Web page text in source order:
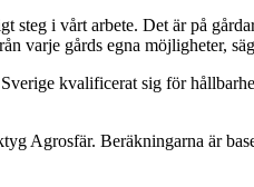
i vårt arbete. Det är på
varje gårds egna möjligheter,
kvalificerat sig för
Agrosfär. Beräkningarna är